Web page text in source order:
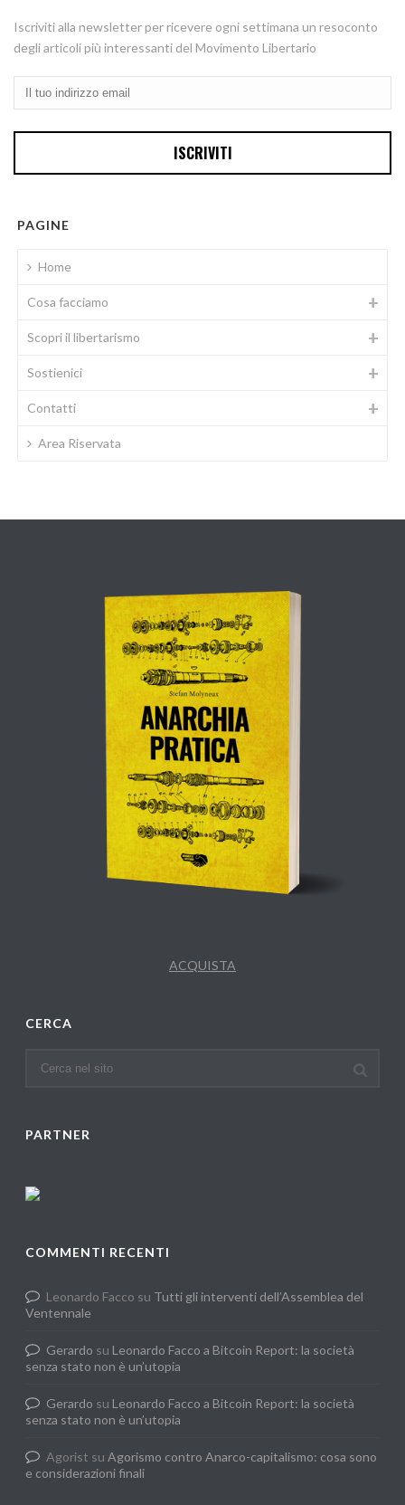
Iscriviti alla newsletter per ricevere ogni settimana un resoconto
degli articoli più interessanti del Movimento Libertario
PAGINE
Home
Cosa facciamo
Scopri il libertarismo
Sostienici
Contatti
Area Riservata
ACQUISTA
CERCA
PARTNER
COMMENTI RECENTI
Leonardo Facco su Tutti gli interventi dell’Assemblea del
Ventennale
Gerardo su Leonardo Facco a Bitcoin Report: la società
senza stato non è un’utopia
Gerardo su Leonardo Facco a Bitcoin Report: la società
senza stato non è un’utopia
Agorist suAgorismo contro Anarco-capitalismo: cosa sono
e considerazioni finali